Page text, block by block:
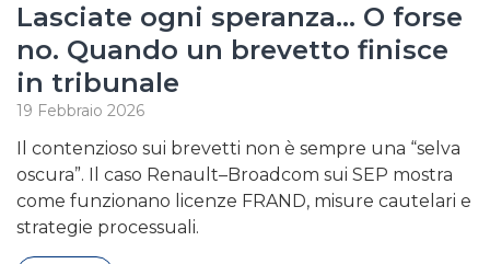
Lasciate ogni speranza… O forse
no. Quando un brevetto finisce
in tribunale
19 Febbraio 2026
Il contenzioso sui brevetti non è sempre una “selva
oscura”. Il caso Renault–Broadcom sui SEP mostra
come funzionano licenze FRAND, misure cautelari e
strategie processuali.